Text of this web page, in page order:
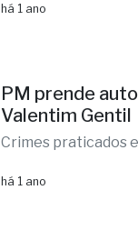
há 1 ano
PM prende
Valentim Gentil
Crimes praticados
há 1 ano